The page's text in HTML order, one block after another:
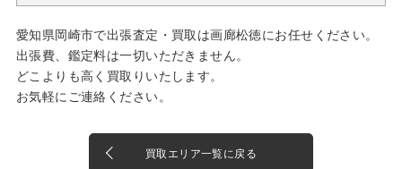
愛知県岡崎市で出張査定・買取は画廊松徳にお任せください。
出張費、鑑定料は一切いただきません。
どこよりも高く買取りいたします。
お気軽にご連絡ください。
買取エリア一覧に戻る